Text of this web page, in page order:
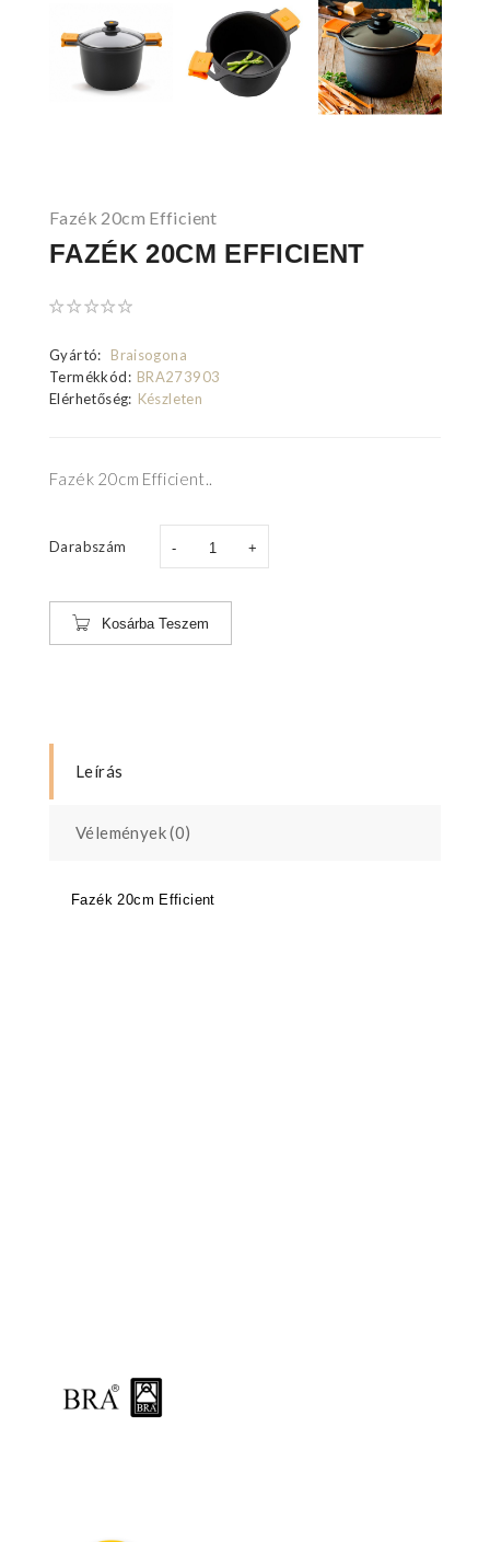
Fazék 20cm Efficient
FAZÉK 20CM EFFICIENT
Gyártó:
Braisogona
Termékkód: BRA273903
Elérhetőség: Készleten
Fazék 20cm Efficient..
Darabszám
Kosárba Teszem
Leírás
Vélemények (0)
Fazék 20cm Efficient